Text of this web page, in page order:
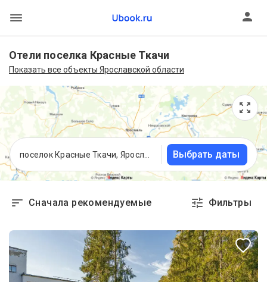
Отели поселка Красные Ткачи
Показать все объекты Ярославской области
Выбрать даты
Сначала рекомендуемые Фильтры